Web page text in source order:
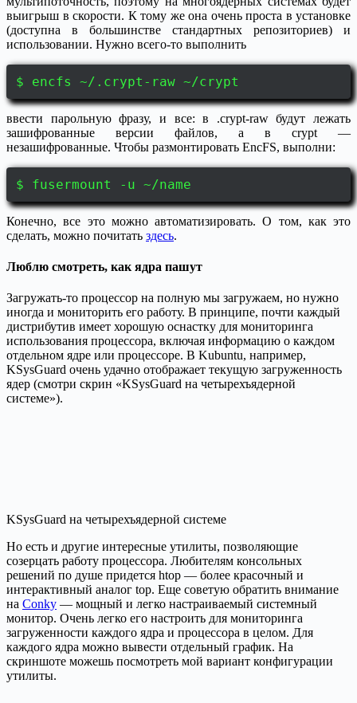
выигрыш в скорости. К тому же она очень проста в установке
(доступна в большинстве стандартных репозиториев) и
использовании. Нужно всего-то выполнить
$ encfs ~/.crypt-raw ~/crypt
ввести парольную фразу, и все: в .crypt-raw будут лежать
зашифрованные версии файлов, а в crypt —
незашифрованные. Чтобы размонтировать EncFS, выполни:
$ fusermount -u ~/name
Конечно, все это можно автоматизировать. О том, как это
сделать, можно почитать здесь.
Люблю смотреть, как ядра пашут
Загружать-то процессор на полную мы загружаем, но нужно
иногда и мониторить его работу. В принципе, почти каждый
дистрибутив имеет хорошую оснастку для мониторинга
использования процессора, включая информацию о каждом
отдельном ядре или процессоре. В Kubuntu, например,
KSysGuard очень удачно отображает текущую загруженность
ядер (смотри скрин «KSysGuard на четырехъядерной
системе»).
KSysGuard на четырехъядерной системе
Но есть и другие интересные утилиты, позволяющие
созерцать работу процессора. Любителям консольных
решений по душе придется htop — более красочный и
интерактивный аналог top. Еще советую обратить внимание
на Conky — мощный и легко настраиваемый системный
монитор. Очень легко его настроить для мониторинга
загруженности каждого ядра и процессора в целом. Для
каждого ядра можно вывести отдельный график. На
скриншоте можешь посмотреть мой вариант конфигурации
утилиты.